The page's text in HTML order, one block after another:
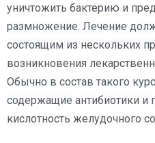
уничтожить бактерию и
размножение. Лечение
состоящим из нескольких
возникновения
Обычно в состав такого
содержащие антибиотики
кислотность желудочного